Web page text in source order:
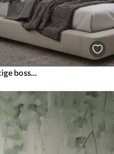
Sereen berglandschap met mistige bossen in zachte grijze en blauwe tinten